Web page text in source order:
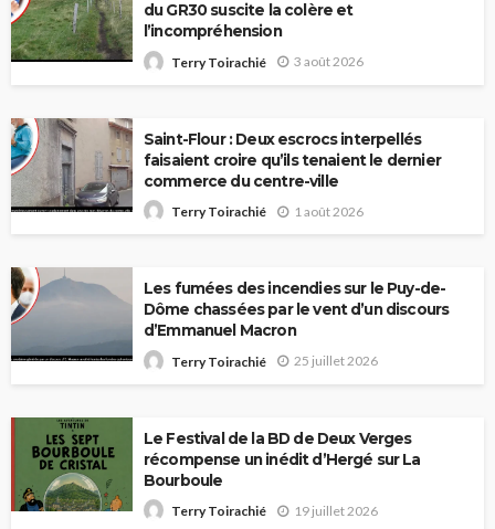
du GR30 suscite la colère et
l’incompréhension
Terry Toirachié 3 août 2026
Saint-Flour : Deux escrocs interpellés
faisaient croire qu’ils tenaient le dernier
commerce du centre-ville
Terry Toirachié 1 août 2026
Les fumées des incendies sur le Puy-de-
Dôme chassées par le vent d’un discours
d’Emmanuel Macron
Terry Toirachié 25 juillet 2026
Le Festival de la BD de Deux Verges
récompense un inédit d’Hergé sur La
Bourboule
Terry Toirachié 19 juillet 2026